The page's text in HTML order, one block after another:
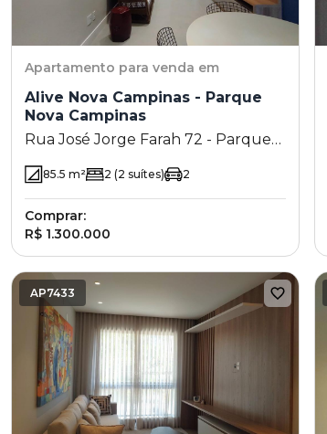
Apartamento para venda em
Alive Nova Campinas - Parque
Nova Campinas
Rua José Jorge Farah 72 - Parque
85.5 m² 2 (2 suítes) 2
Comprar:
R$ 1.300.000
AP7433